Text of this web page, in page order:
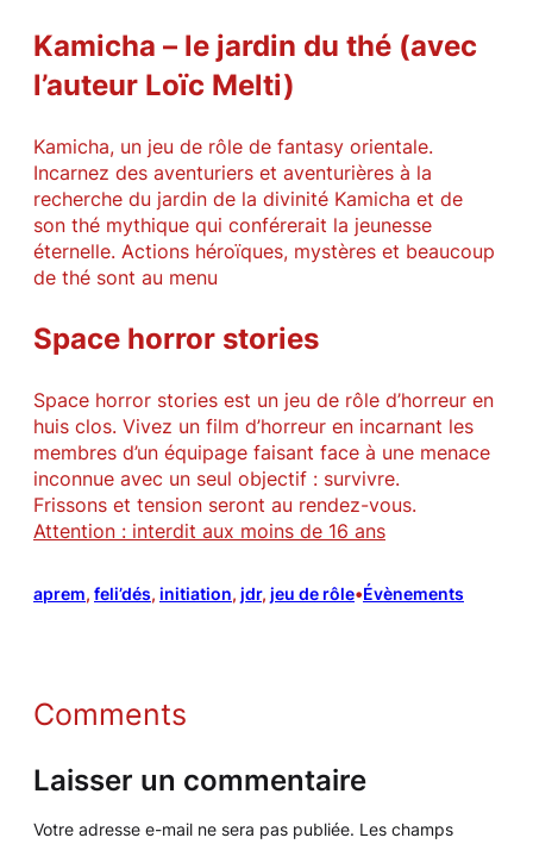
Kamicha – le jardin du thé (avec
l’auteur Loïc Melti)
Kamicha, un jeu de rôle de fantasy orientale.
Incarnez des aventuriers et aventurières à la
recherche du jardin de la divinité Kamicha et de
son thé mythique qui conférerait la jeunesse
éternelle. Actions héroïques, mystères et beaucoup
de thé sont au menu
Space horror stories
Space horror stories est un jeu de rôle d’horreur en
huis clos. Vivez un film d’horreur en incarnant les
membres d’un équipage faisant face à une menace
inconnue avec un seul objectif : survivre.
Frissons et tension seront au rendez-vous.
Attention : interdit aux moins de 16 ans
aprem, feli’dés, initiation, jdr, jeu de rôle•Évènements
Comments
Laisser un commentaire
Votre adresse e-mail ne sera pas publiée. Les champs